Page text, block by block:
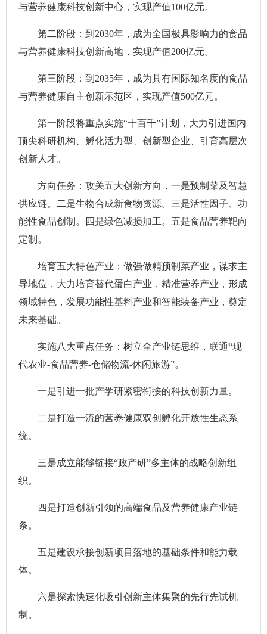
与营养健康科技创新中心，实现产值100亿元。
第二阶段：到2030年，成为全国极具影响力的食品
与营养健康科技创新高地，实现产值200亿元。
第三阶段：到2035年，成为具有国际知名度的食品
与营养健康自主创新示范区，实现产值500亿元。
第一阶段将重点实施“十百千”计划，大力引进国内
顶尖科研机构、孵化活力型、创新型企业、引育高层次
创新人才。
方向任务：攻关五大创新方向，一是预制菜及智慧
供应链。二是生物合成新食物资源。三是活性因子、功
能性食品创制。四是绿色减损加工。五是食品营养靶向
定制。
培育五大特色产业：做强做精预制菜产业，谋求主
导地位，大力培育替代蛋白产业，精准营养产业，形成
领域特色，发展功能性基料产业和智能装备产业，奠定
未来基础。
实施八大重点任务：树立全产业链思维，联通“现
代农业-食品营养-仓储物流-休闲旅游”。
一是引进一批产学研紧密衔接的科技创新力量。
二是打造一流的营养健康双创孵化开放性生态系
统。
三是成立能够链接“政产研”多主体的战略创新组
织。
四是打造创新引领的高端食品及营养健康产业链
条。
五是建设承接创新项目落地的基础条件和能力载
体。
六是探索快速化吸引创新主体集聚的先行先试机
制。